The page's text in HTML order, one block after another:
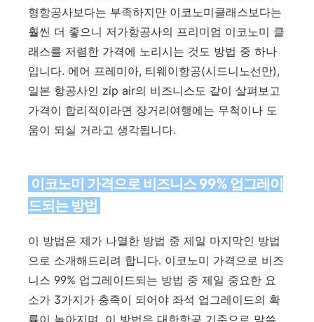
형항공사보다는 부족하지만 이코노미클래스보다는
훨씬 더 좋으니 저가항공사의 프리미엄 이코노미 클
래스를 저렴한 가격에 노리시는 것도 방법 중 하나
입니다. 에어 프레미아, 티웨이항공(시드니노선만),
일본 항공사인 zip air의 비즈니스도 같이 살펴보고
가격이 합리적이라면 장거리여행에는 무척이나 도
움이 되실 거라고 생각됩니다.
이코노미 가격으로 비즈니스 99% 업그레이
드되는 방법
이 방법은 제가 나열한 방법 중 제일 마지막인 방법
으로 소개해드리려 합니다. 이코노미 가격으로 비즈
니스 99% 업그레이드되는 방법 중 제일 중요한 요
소가 3가지가 충족이 되어야 좌석 업그레이드의 확
률이 높아지며, 이 방법은 대한항공 기준으로 말씀